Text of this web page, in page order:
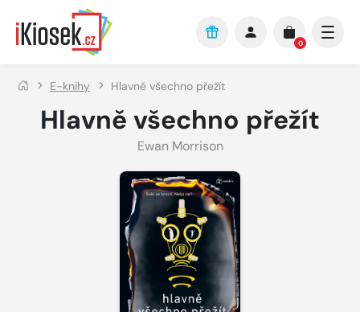
Přejít na hlavní obsah
0
E-knihy Hlavně všechno přežít
Hlavně všechno přežít
Ewan Morrison